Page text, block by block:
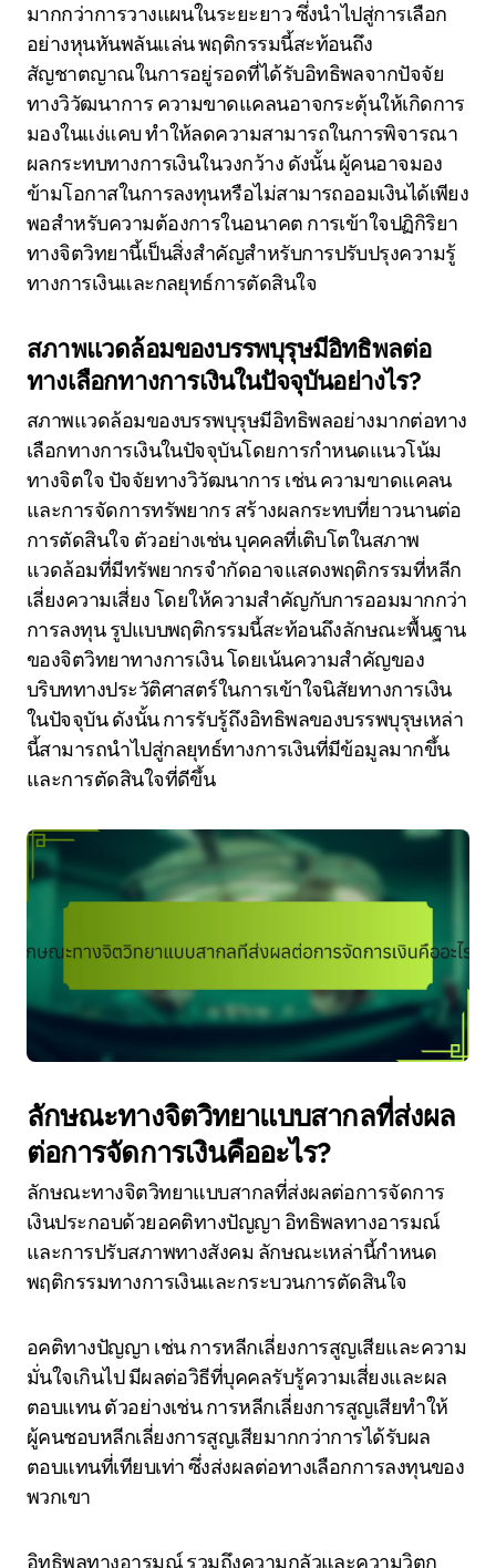
มากกว่าการวางแผนในระยะยาว ซึ่งนำไปสู่การเลือก
อย่างหุนหันพลันแล่น พฤติกรรมนี้สะท้อนถึง
สัญชาตญาณในการอยู่รอดที่ได้รับอิทธิพลจากปัจจัย
ทางวิวัฒนาการ ความขาดแคลนอาจกระตุ้นให้เกิดการ
มองในแง่แคบ ทำให้ลดความสามารถในการพิจารณา
ผลกระทบทางการเงินในวงกว้าง ดังนั้น ผู้คนอาจมอง
ข้ามโอกาสในการลงทุนหรือไม่สามารถออมเงินได้เพียง
พอสำหรับความต้องการในอนาคต การเข้าใจปฏิกิริยา
ทางจิตวิทยานี้เป็นสิ่งสำคัญสำหรับการปรับปรุงความรู้
ทางการเงินและกลยุทธ์การตัดสินใจ
สภาพแวดล้อมของบรรพบุรุษมีอิทธิพลต่อ
ทางเลือกทางการเงินในปัจจุบันอย่างไร?
สภาพแวดล้อมของบรรพบุรุษมีอิทธิพลอย่างมากต่อทาง
เลือกทางการเงินในปัจจุบันโดยการกำหนดแนวโน้ม
ทางจิตใจ ปัจจัยทางวิวัฒนาการ เช่น ความขาดแคลน
และการจัดการทรัพยากร สร้างผลกระทบที่ยาวนานต่อ
การตัดสินใจ ตัวอย่างเช่น บุคคลที่เติบโตในสภาพ
แวดล้อมที่มีทรัพยากรจำกัดอาจแสดงพฤติกรรมที่หลีก
เลี่ยงความเสี่ยง โดยให้ความสำคัญกับการออมมากกว่า
การลงทุน รูปแบบพฤติกรรมนี้สะท้อนถึงลักษณะพื้นฐาน
ของจิตวิทยาทางการเงิน โดยเน้นความสำคัญของ
บริบททางประวัติศาสตร์ในการเข้าใจนิสัยทางการเงิน
ในปัจจุบัน ดังนั้น การรับรู้ถึงอิทธิพลของบรรพบุรุษเหล่า
นี้สามารถนำไปสู่กลยุทธ์ทางการเงินที่มีข้อมูลมากขึ้น
และการตัดสินใจที่ดีขึ้น
ลักษณะทางจิตวิทยาแบบสากลที่ส่งผล
ต่อการจัดการเงินคืออะไร?
ลักษณะทางจิตวิทยาแบบสากลที่ส่งผลต่อการจัดการ
เงินประกอบด้วยอคติทางปัญญา อิทธิพลทางอารมณ์
และการปรับสภาพทางสังคม ลักษณะเหล่านี้กำหนด
พฤติกรรมทางการเงินและกระบวนการตัดสินใจ
อคติทางปัญญา เช่น การหลีกเลี่ยงการสูญเสียและความ
มั่นใจเกินไป มีผลต่อวิธีที่บุคคลรับรู้ความเสี่ยงและผล
ตอบแทน ตัวอย่างเช่น การหลีกเลี่ยงการสูญเสียทำให้
ผู้คนชอบหลีกเลี่ยงการสูญเสียมากกว่าการได้รับผล
ตอบแทนที่เทียบเท่า ซึ่งส่งผลต่อทางเลือกการลงทุนของ
พวกเขา
อิทธิพลทางอารมณ์ รวมถึงความกลัวและความวิตก